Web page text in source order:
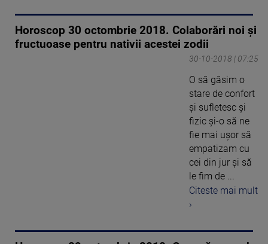
Horoscop 30 octombrie 2018. Colaborări noi și
fructuoase pentru nativii acestei zodii
30-10-2018 | 07:25
O să găsim o
stare de confort
şi sufletesc şi
fizic şi-o să ne
fie mai uşor să
empatizam cu
cei din jur şi să
le fim de ...
Citeste mai mult
›